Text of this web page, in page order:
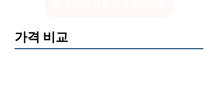
가격 비교